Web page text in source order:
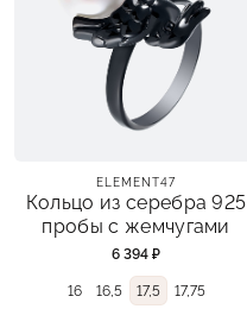
ELEMENT47
Кольцо из серебра 925
пробы с жемчугами
6 394 ₽
16 16,5 17,5 17,75